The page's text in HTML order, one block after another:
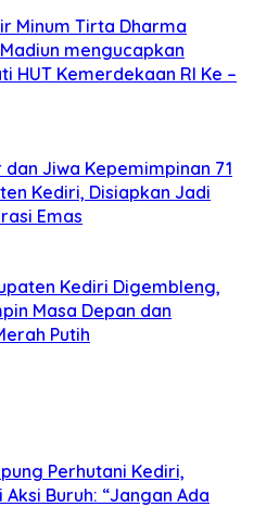
Minum Tirta Dharma
mengucapkan
HUT Kemerdekaan RI Ke –
dan Jiwa Kepemimpinan 71
Kediri, Disiapkan Jadi
Emas
Kediri Digembleng,
Masa Depan dan
Putih
Perhutani Kediri,
Buruh: “Jangan Ada